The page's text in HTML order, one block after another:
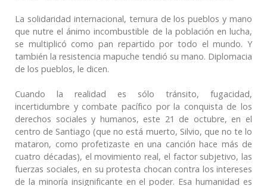
La solidaridad internacional, ternura de los pueblos y mano
que nutre el ánimo incombustible de la población en lucha,
se multiplicó como pan repartido por todo el mundo. Y
también la resistencia mapuche tendió su mano. Diplomacia
de los pueblos, le dicen.
Cuando la realidad es sólo tránsito, fugacidad,
incertidumbre y combate pacífico por la conquista de los
derechos sociales y humanos, este 21 de octubre, en el
centro de Santiago (que no está muerto, Silvio, que no te lo
mataron, como profetizaste en una canción hace más de
cuatro décadas), el movimiento real, el factor subjetivo, las
fuerzas sociales, en su protesta chocan contra los intereses
de la minoría insignificante en el poder. Esa humanidad es